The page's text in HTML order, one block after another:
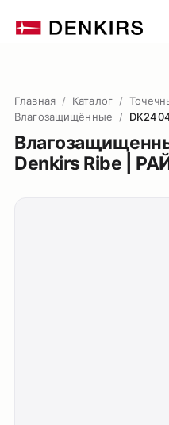
Главная / Каталог /
Влагозащищённые
/
Denkirs Ribe |